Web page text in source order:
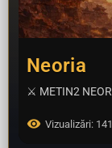
Neoria
Vizualizări: 141